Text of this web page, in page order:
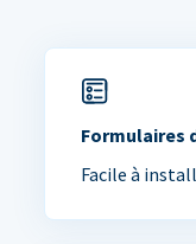
Formulaires
Facile à